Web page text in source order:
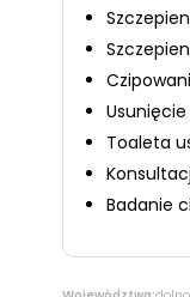
Toaleta
Badanie